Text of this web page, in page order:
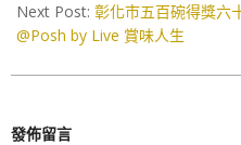
Next Post: 彰化市五百碗得獎六
@Posh by Live 賞味人生
發佈留言